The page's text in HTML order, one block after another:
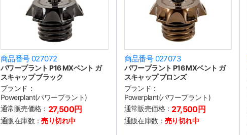
商品番号 027072
パワープラント P16 MXベント ガ
スキャップ ブラック
ブランド：
Powerplant(パワープラント)
通常販売価格： 27,500円
通販在庫数：売り切れ中
商品番号 027073
パワープラント P16 MXベント ガ
スキャップ ブロンズ
ブランド：
Powerplant(パワープラント)
通常販売価格： 27,500円
通販在庫数： 売り切れ中